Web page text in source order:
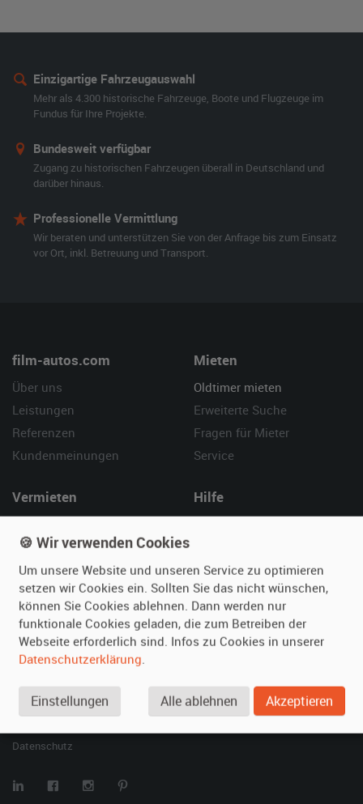
Einzigartige Fahrzeugauswahl
Mehr als 4.300 historische Fahrzeuge, Boote und Flugzeuge im
Fundus für Ihre Projekte.
Bundesweit verfügbar
Zugang zu historischen Fahrzeugen überall in Deutschland und
darüber hinaus.
Professionelle Vermittlung
Wir beraten und unterstützen Sie von der Anfrage bis zum Einsatz
vor Ort, inkl. Betreuung und Transport.
film-autos.com
Über uns
Leistungen
Referenzen
Kundenmeinungen
Mieten
Oldtimer mieten
Erweiterte Suche
Fragen für Mieter
Service
Vermieten
Fotos senden
Fragen für Vermieter
Inserat verwalten
Hilfe
Kontakt
SPECIAL
Berühmte Filmautos –
Datenschutz
🍪 Wir verwenden Cookies
Um unsere Website und unseren Service zu optimieren
setzen wir Cookies ein. Sollten Sie das nicht wünschen,
können Sie Cookies ablehnen. Dann werden nur
funktionale Cookies geladen, die zum Betreiben der
Webseite erforderlich sind. Infos zu Cookies in unserer
Datenschutzerklärung.
Einstellungen Alle ablehnen Akzeptieren